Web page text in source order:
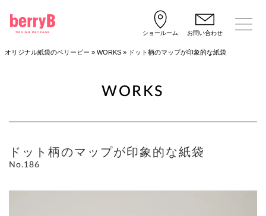
ショールーム お問い合わせ
オリジナル紙袋のベリービー » WORKS» ドット柄のマップが印象的な紙袋
WORKS
ドット柄のマップが印象的な紙袋
No.186